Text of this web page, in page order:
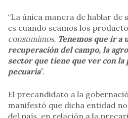
“La única manera de hablar de
es cuando seamos los
consumimos. Tenemos que ir a
recuperación del campo, la
sector que tiene que ver con
pecuaria”.
El precandidato a la
manifestó que dicha entidad